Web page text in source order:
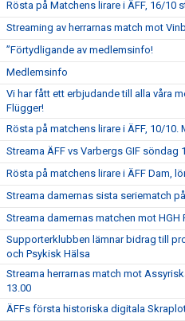
Rösta på Matchens lirare i ÄFF, 16/10
Streaming av herrarnas match mot
”Förtydligande av medlemsinfo!
Medlemsinfo
Vi har fått ett erbjudande till alla våra
Flügger!
Rösta på matchens lirare i ÄFF, 10/10.
Streama ÄFF vs Varbergs GIF söndag
Rösta på matchens lirare i ÄFF Dam,
Streama damernas sista seriematch
Streama damernas matchen mot HGH
Supporterklubben lämnar bidrag till
och Psykisk Hälsa
Streama herrarnas match mot
13.00
ÄFFs första historiska digitala